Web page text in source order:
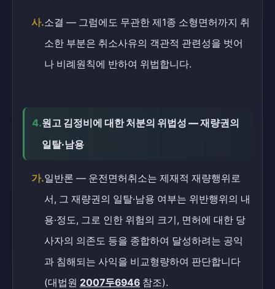
사.소결 — 그럼에도 무관한 제1종 소형면허까지 취
소한 부분은 취소사유의 객관적 관련성을 벗어
나 비례원칙에 반하여 위법합니다.
4.원고 김정비에 대한 처분의 위법성 — 재량권의
일탈·남용
가.일반론 — 운전면허취소는 제재적 재량행위로
서, 그 재량권의 일탈·남용 여부는 위반행위의 내
용·정도, 그로 인한 위험의 크기, 면허에 대한 당
사자의 의존도 등을 종합하여 달성하려는 공익
과 침해되는 사익을 비교형량하여 판단합니다
(대법원 2007두6946 참조).